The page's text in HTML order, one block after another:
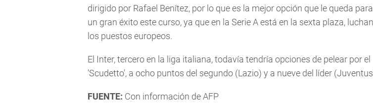
dirigido por Rafael Benítez, por lo que es la mejor opción que le queda
un gran éxito este curso, ya que en la Serie A está en la sexta plaza,
los puestos europeos.
El Inter, tercero en la liga italiana, todavía tendría opciones de pelear por el
'Scudetto', a ocho puntos del segundo (Lazio) y a nueve del líder
FUENTE: Con información de AFP